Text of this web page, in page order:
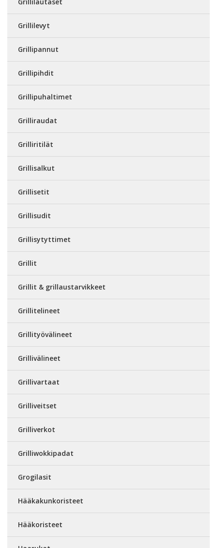
Grillilevyt
Grillipannut
Grillipihdit
Grillipuhaltimet
Grilliraudat
Grilliritilät
Grillisalkut
Grillisetit
Grillisudit
Grillisytyttimet
Grillit
Grillit & grillaustarvikkeet
Grillitelineet
Grillityövälineet
Grillivälineet
Grillivartaat
Grilliveitset
Grilliverkot
Grilliwokkipadat
Grogilasit
Hääkakunkoristeet
Hääkoristeet